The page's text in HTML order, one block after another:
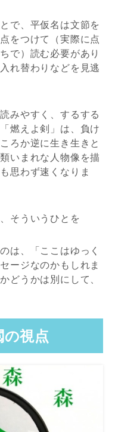
で、平仮名は文節を
をつけて（実際に点
で）読む必要があり
れ替わりなどを見逃
みやすく、するする
燃えよ剣」は、負け
ろか逆に生き生きと
いまれな人物像を描
思わず速くなりま
そういうひとを
は、「ここはゆっく
ージなのかもしれま
どうかは別にして、
の視点